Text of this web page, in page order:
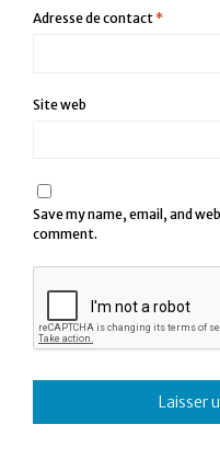
Adresse de contact*
Site web
Save my name, email, and
comment.